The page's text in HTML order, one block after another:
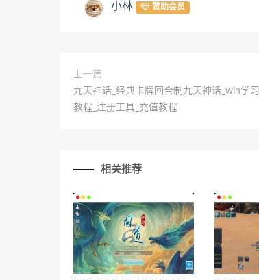
小林 赞助会员
上一篇
九天神话_经典卡牌回合制九天神话_win学
教程_注册工具_充值教程
相关推荐